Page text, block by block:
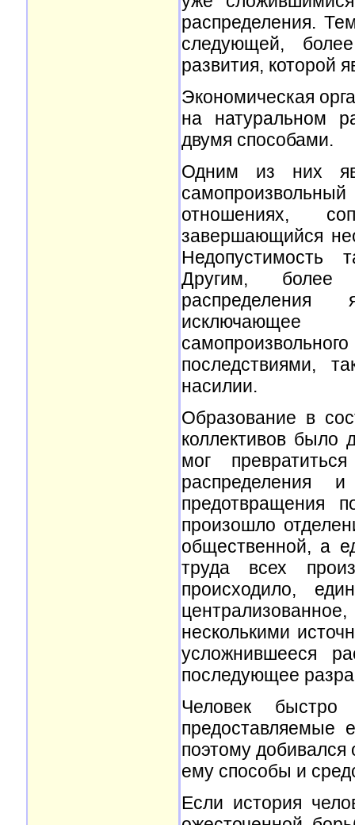
распределения.
следующей,
развития, которой
Экономическая
на натуральном
двумя способами.
Одним из них
отношениях,
завершающийся
Недопустимость
Другим, более
распределения
исключающее
последствиями,
насилии.
Образование в
коллективов было
мог
распределения
предотвращения
произошло
общественной, а
труда всех
происходило,
несколькими
усложнившееся
последующее
Человек
предоставляемые
поэтому добивался
ему способы и
Если история